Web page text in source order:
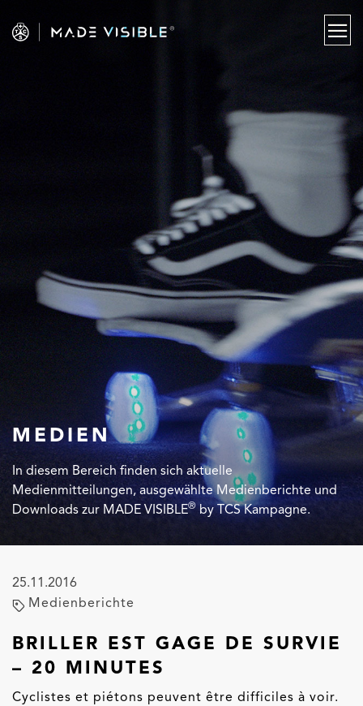
MEDIEN
In diesem Bereich finden sich aktuelle
Medienmitteilungen, ausgewählte Medienberichte und
Downloads zur MADE VISIBLE®by TCS Kampagne.
25.11.2016
Medienberichte
BRILLER EST GAGE DE SURVIE
– 20 MINUTES
Cyclistes et piétons peuvent être difficiles à voir.